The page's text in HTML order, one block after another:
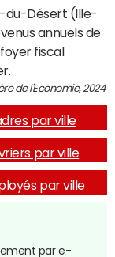
du-Désert (Ille-
annuels de
fiscal
de l'Economie, 2024
par ville
par ville
par ville
par e-